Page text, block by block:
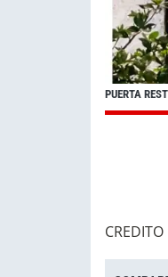
PUERTA
CREDITO